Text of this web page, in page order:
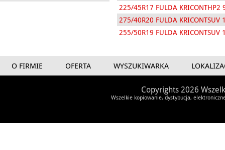
225/45R17 FULDA KRICONTHP2
275/40R20 FULDA KRICONTSUV
255/50R19 FULDA KRICONTSUV
O FIRMIE OFERTA WYSZUKIWARKA
Copyrights 2026
Wszelkie kopiowanie, dystybucja,